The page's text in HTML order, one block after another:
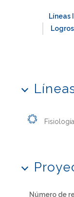
Líneas
Número de